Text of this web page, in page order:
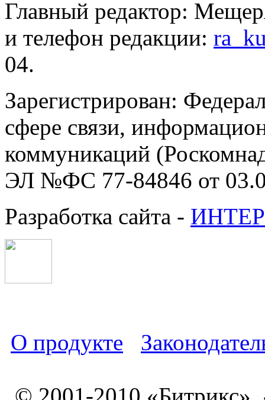
Главный редактор:
и телефон редакции:
04.
Зарегистрирован:
сфере связи,
коммуникаций
ЭЛ №ФС 77-84846 от
Разработка сайта -
О продукте